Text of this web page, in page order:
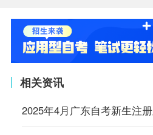
相关资讯
2025年4月广东自考新生注